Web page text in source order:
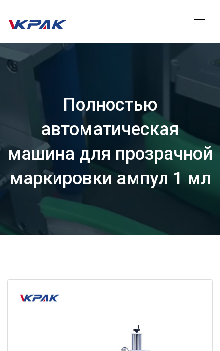
к
содержанию
Полностью
автоматическая
машина для прозрачной
маркировки ампул 1 мл